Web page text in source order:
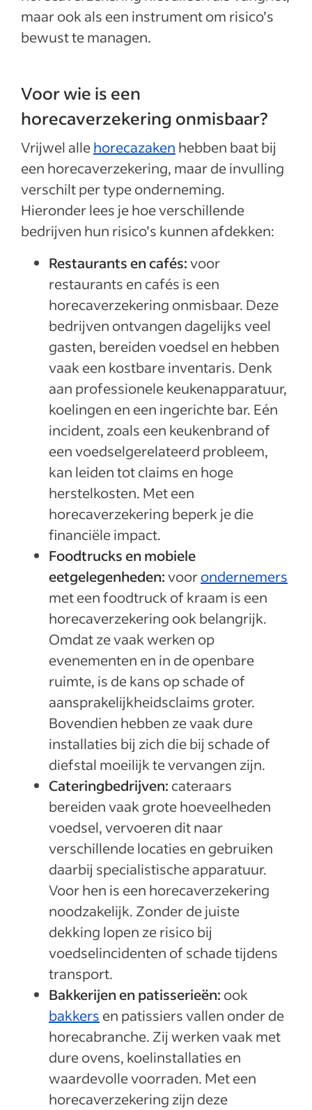
maar ook als een instrument om risico’s
bewust te managen.
Voor wie is een
horecaverzekering onmisbaar?
Vrijwel allehorecazaken hebben baat bij
een horecaverzekering, maar de invulling
verschilt per type onderneming.
Hieronder lees je hoe verschillende
bedrijven hun risico’s kunnen afdekken:
Restaurants en cafés:voor
restaurants en cafés is een
horecaverzekering onmisbaar. Deze
bedrijven ontvangen dagelijks veel
gasten, bereiden voedsel en hebben
vaak een kostbare inventaris. Denk
aan professionele keukenapparatuur,
koelingen en een ingerichte bar. Eén
incident, zoals een keukenbrand of
een voedselgerelateerd probleem,
kan leiden tot claims en hoge
herstelkosten. Met een
horecaverzekering beperk je die
financiële impact.
Foodtrucks en mobiele
eetgelegenheden:voorondernemers
met een foodtruck of kraam is een
horecaverzekering ook belangrijk.
Omdat ze vaak werken op
evenementen en in de openbare
ruimte, is de kans op schade of
aansprakelijkheidsclaims groter.
Bovendien hebben ze vaak dure
installaties bij zich die bij schade of
diefstal moeilijk te vervangen zijn.
Cateringbedrijven: cateraars
bereiden vaak grote hoeveelheden
voedsel, vervoeren dit naar
verschillende locaties en gebruiken
daarbij specialistische apparatuur.
Voor hen is een horecaverzekering
noodzakelijk. Zonder de juiste
dekking lopen ze risico bij
voedselincidenten of schade tijdens
transport.
Bakkerijen en patisserieën: ook
bakkers en patissiers vallen onder de
horecabranche. Zij werken vaak met
dure ovens, koelinstallaties en
waardevolle voorraden. Met een
horecaverzekering zijn deze